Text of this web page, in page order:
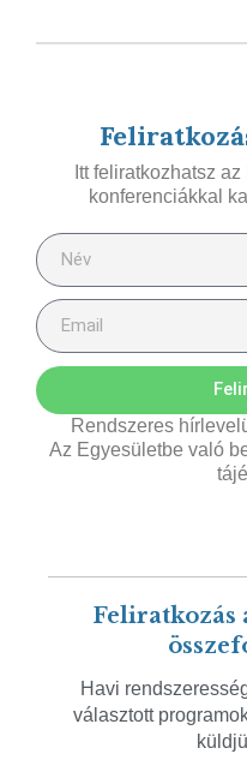
Itt feliratkozhatsz
konferenciákkal
Rendszeres
Az Egyesületbe való
Feliratkozás
Havi
választott